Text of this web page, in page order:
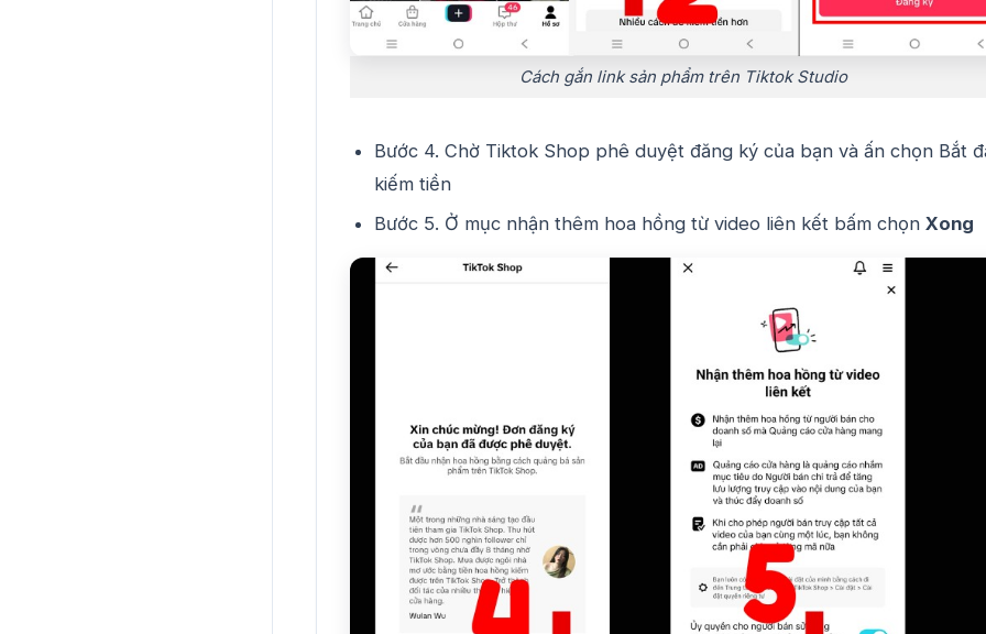
Cách gắn link sản phẩm trên Tiktok Studio
Bước 4. Chờ Tiktok Shop phê duyệt đăng ký của bạn và ấn chọn Bắt
kiếm tiền
Bước 5. Ở mục nhận thêm hoa hồng từ video liên kết bấm chọn Xong